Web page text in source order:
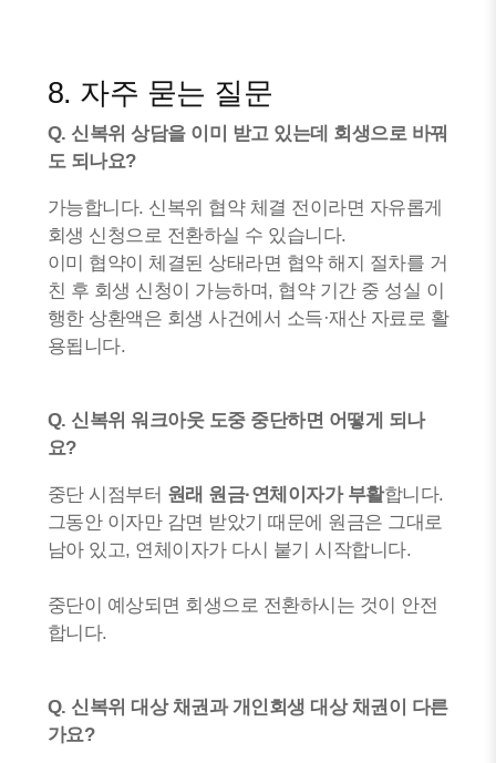
8. 자주 묻는 질문
Q. 신복위 상담을 이미 받고 있는데 회생으로 바꿔
도 되나요?
가능합니다. 신복위 협약 체결 전이라면 자유롭게
회생 신청으로 전환하실 수 있습니다.
이미 협약이 체결된 상태라면 협약 해지 절차를 거
친 후 회생 신청이 가능하며, 협약 기간 중 성실 이
행한 상환액은 회생 사건에서 소득·재산 자료로 활
용됩니다.
Q. 신복위 워크아웃 도중 중단하면 어떻게 되나
요?
중단 시점부터 원래 원금·연체이자가 부활합니다.
그동안 이자만 감면 받았기 때문에 원금은 그대로
남아 있고, 연체이자가 다시 붙기 시작합니다.
중단이 예상되면 회생으로 전환하시는 것이 안전
합니다.
Q. 신복위 대상 채권과 개인회생 대상 채권이 다른
가요?